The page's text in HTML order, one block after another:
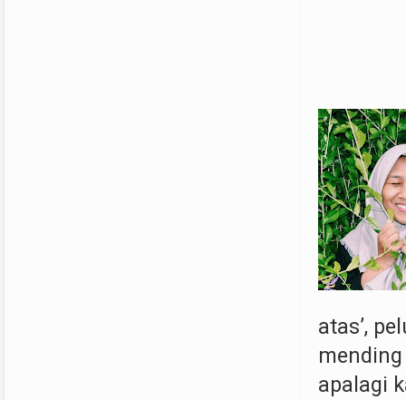
atas’,
apalagi